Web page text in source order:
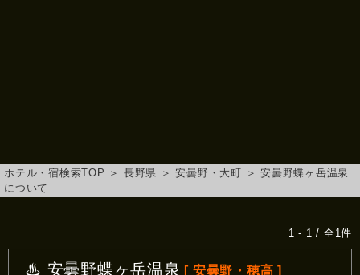
ホテル・宿検索TOP ＞ 長野県 ＞安曇野・大町 ＞ 安曇野蝶ヶ岳温泉
について
1 - 1 / 全1件
♨ 安曇野蝶ヶ岳温泉 [ 安曇野・穂高 ]